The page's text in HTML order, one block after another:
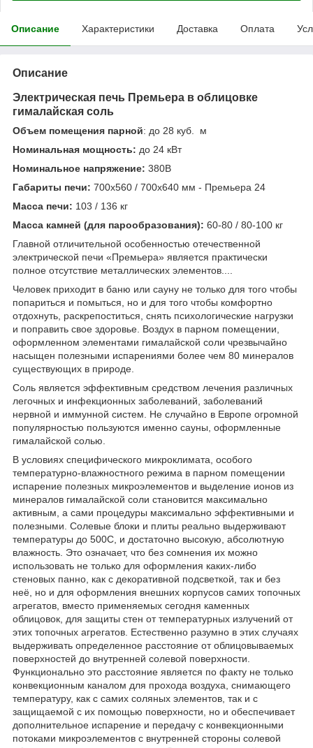
Описание Характеристики Доставка Оплата
Описание
Электрическая печь Премьера в облицовке
гималайская соль
Объем помещения парной: до 28 куб. м
Номинальная мощность: до 24 кВт
Номинальное напряжение: 380В
Габариты печи: 700х560 / 700х640 мм - Премьера 24
Масса печи: 103 / 136 кг
Масса камней (для парообразования): 60-80 / 80-100 кг
Главной отличительной особенностью отечественной
электрической печи «Премьера» является практически
полное отсутствие металлических элементов....
Человек приходит в баню или сауну не только для того чтобы
попариться и помыться, но и для того чтобы комфортно
отдохнуть, раскрепоститься, снять психологические нагрузки
и поправить свое здоровье. Воздух в парном помещении,
оформленном элементами гималайской соли чрезвычайно
насыщен полезными испарениями более чем 80 минералов
существующих в природе.
Соль является эффективным средством лечения различных
легочных и инфекционных заболеваний, заболеваний
нервной и иммунной систем. Не случайно в Европе огромной
популярностью пользуются именно сауны, оформленные
гималайской солью.
В условиях специфического микроклимата, особого
температурно-влажностного режима в парном помещении
испарение полезных микроэлементов и выделение ионов из
минералов гималайской соли становится максимально
активным, а сами процедуры максимально эффективными и
полезными. Солевые блоки и плиты реально выдерживают
температуры до 500С, и достаточно высокую, абсолютную
влажность. Это означает, что без сомнения их можно
использовать не только для оформления каких-либо
стеновых панно, как с декоративной подсветкой, так и без
неё, но и для оформления внешних корпусов самих топочных
агрегатов, вместо применяемых сегодня каменных
облицовок, для защиты стен от температурных излучений от
этих топочных агрегатов. Естественно разумно в этих случаях
выдерживать определенное расстояние от облицовываемых
поверхностей до внутренней солевой поверхности.
Функционально это расстояние является по факту не только
конвекционным каналом для прохода воздуха, снимающего
температуру, как с самих соляных элементов, так и с
защищаемой с их помощью поверхности, но и обеспечивает
дополнительное испарение и передачу с конвекционными
потоками микроэлементов с внутренней стороны солевой